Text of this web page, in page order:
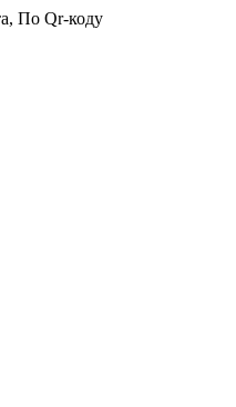
По Qr-коду